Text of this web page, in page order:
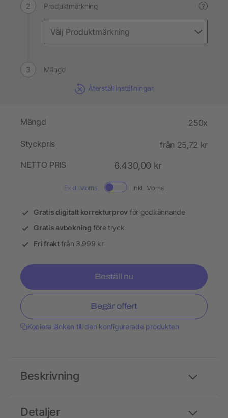
Produktmärkning ?
Mängd
Återställ inställningar
Mängd 250x
Styckpris
från 25,72 kr
NETTO PRIS
6.430,00 kr
Exkl. Moms. Inkl. Moms
Gratis digitalt korrekturprov för godkännande
Gratis avbokning före tryck
Fri fraktfrån 3.999 kr
Beställ nu
Begär offert
Kopiera länken till den konfigurerade produkten
Detaljer
Beskrivning